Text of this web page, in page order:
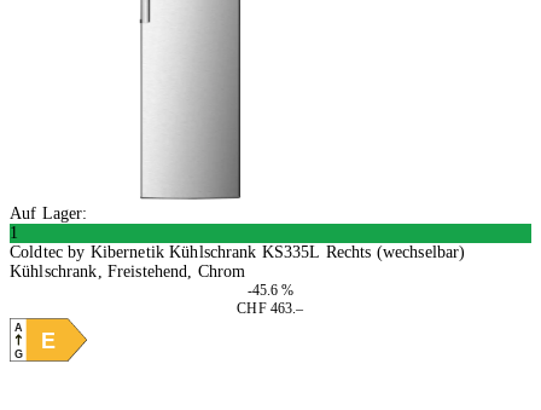
Auf Lager:
1
Coldtec by Kibernetik Kühlschrank KS335L Rechts (wechselbar)
Kühlschrank, Freistehend, Chrom
-45.6 %
CHF 463.–
E
A
G